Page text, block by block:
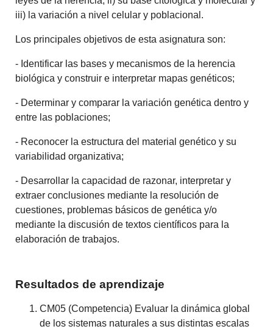
iii) la variación a nivel celular y poblacional.
Los principales objetivos de esta asignatura son:
- Identificar las bases y mecanismos de la herencia
biológica y construir e interpretar mapas genéticos;
- Determinar y comparar la variación genética dentro y
entre las poblaciones;
- Reconocer la estructura del material genético y su
variabilidad organizativa;
- Desarrollar la capacidad de razonar, interpretar y
extraer conclusiones mediante la resolución de
cuestiones, problemas básicos de genética y/o
mediante la discusión de textos científicos para la
elaboración de trabajos.
Resultados de aprendizaje
CM05 (Competencia) Evaluar la dinámica global
de los sistemas naturales a sus distintas escalas